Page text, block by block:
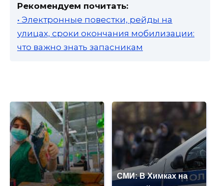
Рекомендуем почитать:
• Электронные повестки, рейды на
улицах, сроки окончания мобилизации:
что важно знать запасникам
СМИ: В Химках на